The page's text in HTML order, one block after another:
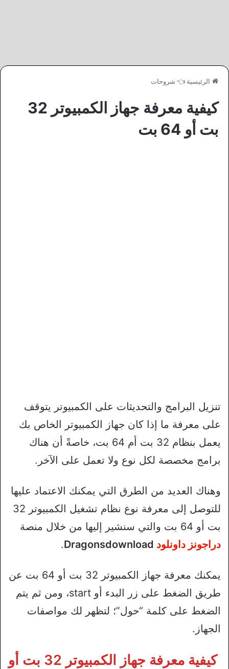
الرئيسية 👈 شروحات
كيفية معرفة جهاز الكمبيوتر 32
بت أو 64 بت
تنزيل البرامج والتحديثات على الكمبيوتر يتوقف
على معرفة ما إذا كان جهاز الكمبيوتر الخاص بك
يعمل بنظام 32 بت أم 64 بت، خاصةً أن هناك
برامج مخصصة لكل نوع ولا تعمل على الآخر.
وهناك العديد من الطرق التي يمكنك الاعتماد عليها
للتوصل إلى معرفة نوع نظام تشغيل الكمبيوتر 32
بت أو 64 بت والتي سنشير إليها من خلال منصة
دراجونز داونلود
.
يمكنك معرفة جهاز الكمبيوتر 32 بت أو 64 بت عن
طريق الضغط على زر البدء أو start، ومن ثم يتم
الضغط على كلمة “حول”؛ لتظهر لك مواصفات
الجهاز.
كيفية معرفة جهاز الكمبيوتر 32 بت أو